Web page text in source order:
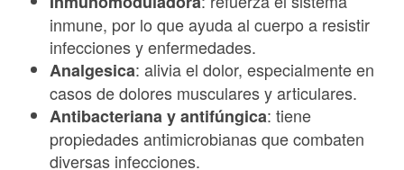
inmune, por lo que ayuda al cuerpo a resistir
infecciones y enfermedades.
Analgesica: alivia el dolor, especialmente en
casos de dolores musculares y articulares.
Antibacteriana y antifúngica: tiene
propiedades antimicrobianas que combaten
diversas infecciones.